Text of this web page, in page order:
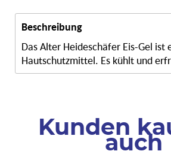
Beschreibung
Das Alter Heideschäfer Eis-Gel
Hautschutzmittel. Es kühlt und
Kunden
auch